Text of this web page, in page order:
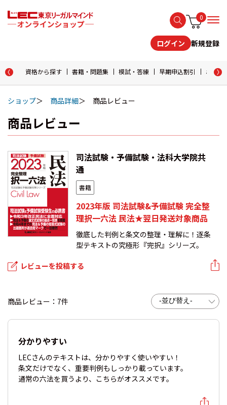
0
ログイン 新規登録
資格から探す 書籍・問題集 模試・答練 早期申込割引 おため
ショップ 商品詳細 商品レビュー
商品レビュー
司法試験・予備試験・法科大学院共
通
書籍
2023年版 司法試験&予備試験 完全整
理択一六法 民法★翌日発送対象商品
徹底した判例と条文の整理・理解に！逐条
型テキストの究極形『完択』シリーズ。
レビューを投稿する
商品レビュー：7件
分かりやすい
LECさんのテキストは、分かりやすく使いやすい！
条文だけでなく、重要判例もしっかり載っています。
通常の六法を買うより、こちらがオススメです。